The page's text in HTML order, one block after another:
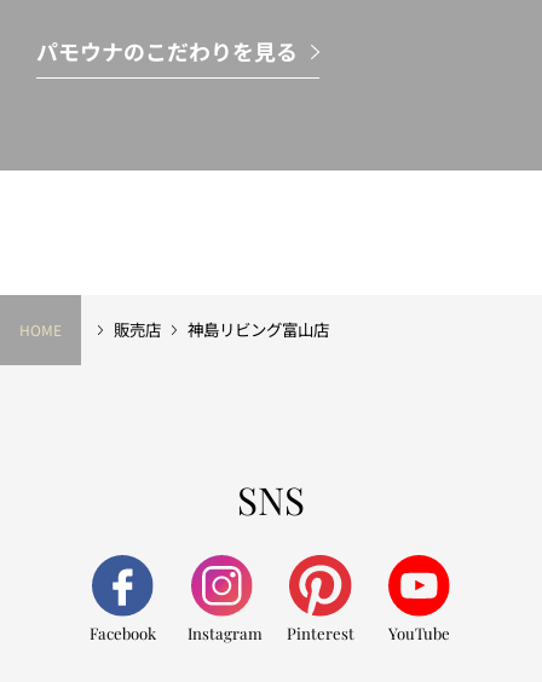
パモウナのこだわりを見る
HOME 販売店 神島リビング富山店
SNS
Facebook Instagram Pinterest YouTube